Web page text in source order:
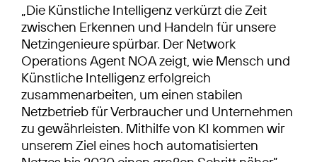
„Die Künstliche Intelligenz verkürzt die Zeit
zwischen Erkennen und Handeln für unsere
Netzingenieure spürbar. Der Network
Operations Agent NOA zeigt, wie Mensch und
Künstliche Intelligenz erfolgreich
zusammenarbeiten, um einen stabilen
Netzbetrieb für Verbraucher und Unternehmen
zu gewährleisten. Mithilfe von KI kommen wir
unserem Ziel eines hoch automatisierten